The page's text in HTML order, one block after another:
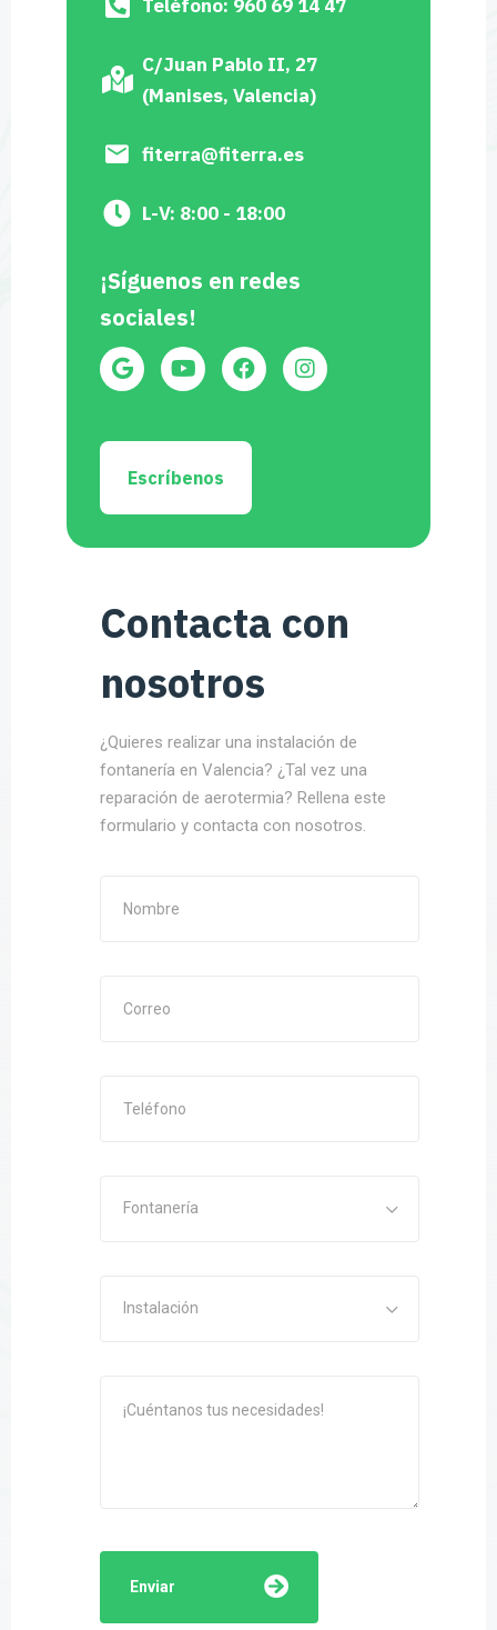
Teléfono: 960 69 14 47
C/Juan Pablo II, 27
(Manises, Valencia)
fiterra@fiterra.es
L-V: 8:00 - 18:00
¡Síguenos en redes
sociales!
Escríbenos
Contacta con
nosotros
¿Quieres realizar una instalación de
fontanería en Valencia? ¿Tal vez una
reparación de aerotermia? Rellena este
formulario y contacta con nosotros.
Fontanería
Instalación
Enviar